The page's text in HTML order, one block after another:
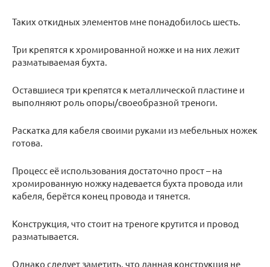
Таких откидных элементов мне понадобилось шесть.
Три крепятся к хромированной ножке и на них лежит
разматываемая бухта.
Оставшиеся три крепятся к металлической пластине и
выполняют роль опоры/своеобразной треноги.
Раскатка для кабеля своими руками из мебельных ножек
готова.
Процесс её использования достаточно прост – на
хромированную ножку надевается бухта провода или
кабеля, берётся конец провода и тянется.
Конструкция, что стоит на треноге крутится и провод
разматывается.
Однако следует заметить, что данная конструкция не